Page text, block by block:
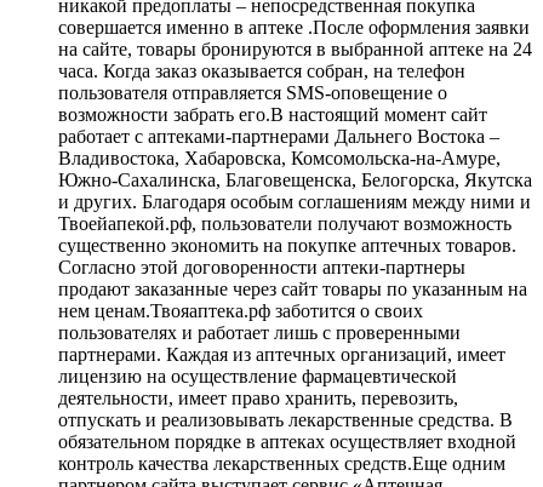
никакой предоплаты – непосредственная покупка
совершается именно в аптеке .После оформления заявки
на сайте, товары бронируются в выбранной аптеке на 24
часа. Когда заказ оказывается собран, на телефон
пользователя отправляется SMS-оповещение о
возможности забрать его.В настоящий момент сайт
работает с аптеками-партнерами Дальнего Востока –
Владивостока, Хабаровска, Комсомольска-на-Амуре,
Южно-Сахалинска, Благовещенска, Белогорска, Якутска
и других. Благодаря особым соглашениям между ними и
Твоейапекой.рф, пользователи получают возможность
существенно экономить на покупке аптечных товаров.
Согласно этой договоренности аптеки-партнеры
продают заказанные через сайт товары по указанным на
нем ценам.Твояаптека.рф заботится о своих
пользователях и работает лишь с проверенными
партнерами. Каждая из аптечных организаций, имеет
лицензию на осуществление фармацевтической
деятельности, имеет право хранить, перевозить,
отпускать и реализовывать лекарственные средства. В
обязательном порядке в аптеках осуществляет входной
контроль качества лекарственных средств.Еще одним